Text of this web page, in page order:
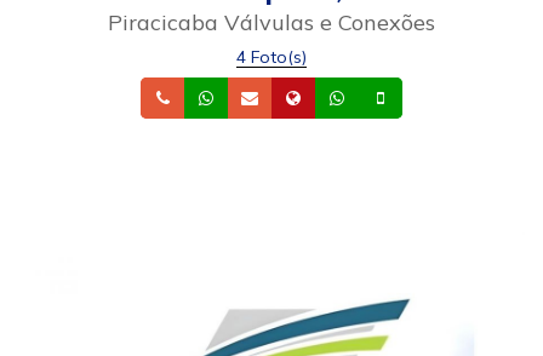
Piracicaba Válvulas e Conexões
4 Foto(s)
TelefoneWhatsapp
Email Site Whatsapp